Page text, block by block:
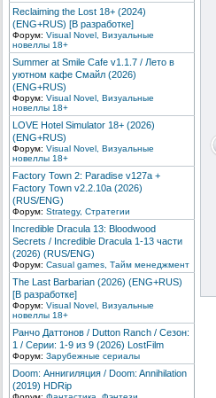
Reclaiming the Lost 18+ (2024)
(ENG+RUS) [В разработке]
Форум: Visual Novel, Визуальные
новеллы 18+
Summer at Smile Cafe v1.1.7 / Лето в
уютном кафе Смайл (2026)
(ENG+RUS)
Форум: Visual Novel, Визуальные
новеллы 18+
LOVE Hotel Simulator 18+ (2026)
(ENG+RUS)
Форум: Visual Novel, Визуальные
новеллы 18+
Factory Town 2: Paradise v127a +
Factory Town v2.2.10a (2026)
(RUS/ENG)
Форум: Strategy, Стратегии
Incredible Dracula 13: Bloodwood
Secrets / Incredible Dracula 1-13 части
(2026) (RUS/ENG)
Форум: Сasual games, Тайм менеджмент
The Last Barbarian (2026) (ENG+RUS)
[В разработке]
Форум: Visual Novel, Визуальные
новеллы 18+
Ранчо Даттонов / Dutton Ranch / Сезон:
1 / Серии: 1-9 из 9 (2026) LostFilm
Форум: Зарубежные сериалы
Doom: Аннигиляция / Doom: Annihilation
(2019) HDRip